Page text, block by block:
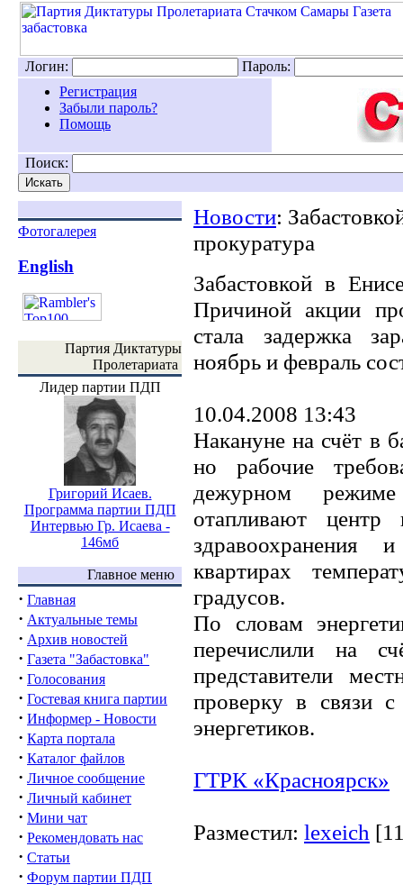
Логин:
Пароль:
Регистрация
Забыли пароль?
Помощь
Поиск:
Фотогалерея
English
Партия Диктатуры
Пролетариата
Лидер партии ПДП
Григорий Исаев.
Программа партии ПДП
Интервью Гр. Исаева -
146мб
Главное меню
· Главная
· Актуальные темы
· Архив новостей
· Газета "Забастовка"
· Голосования
· Гостевая книга партии
· Информер - Новости
· Карта портала
· Каталог файлов
· Личное сообщение
· Личный кабинет
· Мини чат
· Рекомендовать нас
· Статьи
· Форум партии ПДП
Новости:
прокуратура
Забастовкой в
Причиной акции
стала задержка
ноябрь и февраль
10.04.2008 13:43
Накануне на счёт в
но рабочие
дежурном
отапливают центр
квартирах
градусов.
По словам
перечислили на
представители
проверку в связи с
энергетиков.
ГТРК «Красноярск»
Разместил: lexeich